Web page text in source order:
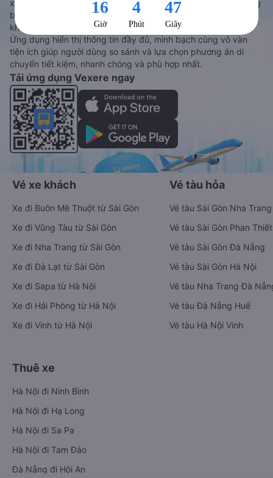
xe chất lượng cao, 5000+ tuyến đường toàn quốc, tất cả hãng
bay và hãng tàu cùng dịch vụ thuê xe máy, xe du lịch phủ
khắp các tỉnh thành tại Việt Nam.
Ứng dụng hiển thị thông tin đầy đủ, minh bạch cùng vô vàn
tiện ích giúp người dùng so sánh và lựa chọn phương án di
chuyển tiết kiệm, nhanh chóng và phù hợp nhất.
Tải ứng dụng Vexere ngay
Vé xe khách
Xe đi Buôn Mê Thuột từ Sài Gòn
Xe đi Vũng Tàu từ Sài Gòn
Xe đi Nha Trang từ Sài Gòn
Xe đi Đà Lạt từ Sài Gòn
Xe đi Sapa từ Hà Nội
Xe đi Hải Phòng từ Hà Nội
Xe đi Vinh từ Hà Nội
Vé tàu hỏa
Vé tàu Sài Gòn Nha Trang
Vé tàu Sài Gòn Phan Thiết
Vé tàu Sài Gòn Đà Nẵng
Vé tàu Sài Gòn Hà Nội
Vé tàu Nha Trang Đà
Vé tàu Đà Nẵng Huế
Vé tàu Hà Nội Vinh
Thuê xe
Hà Nội đi Ninh Bình
Hà Nội đi Hạ Long
Hà Nội đi Sa Pa
Hà Nội đi Tam Đảo
Đà Nẵng đi Hội An